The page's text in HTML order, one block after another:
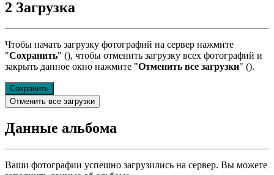
2 Загрузка
Чтобы начать загрузку фотографий на сервер нажмите
"Сохранить" (), чтобы отменить загрузку всех фотографий и
закрыть данное окно нажмите "Отменить все загрузки" ().
Сохранить
Отменить все загрузки
Данные альбома
Ваши фотографии успешно загрузились на сервер. Вы можете